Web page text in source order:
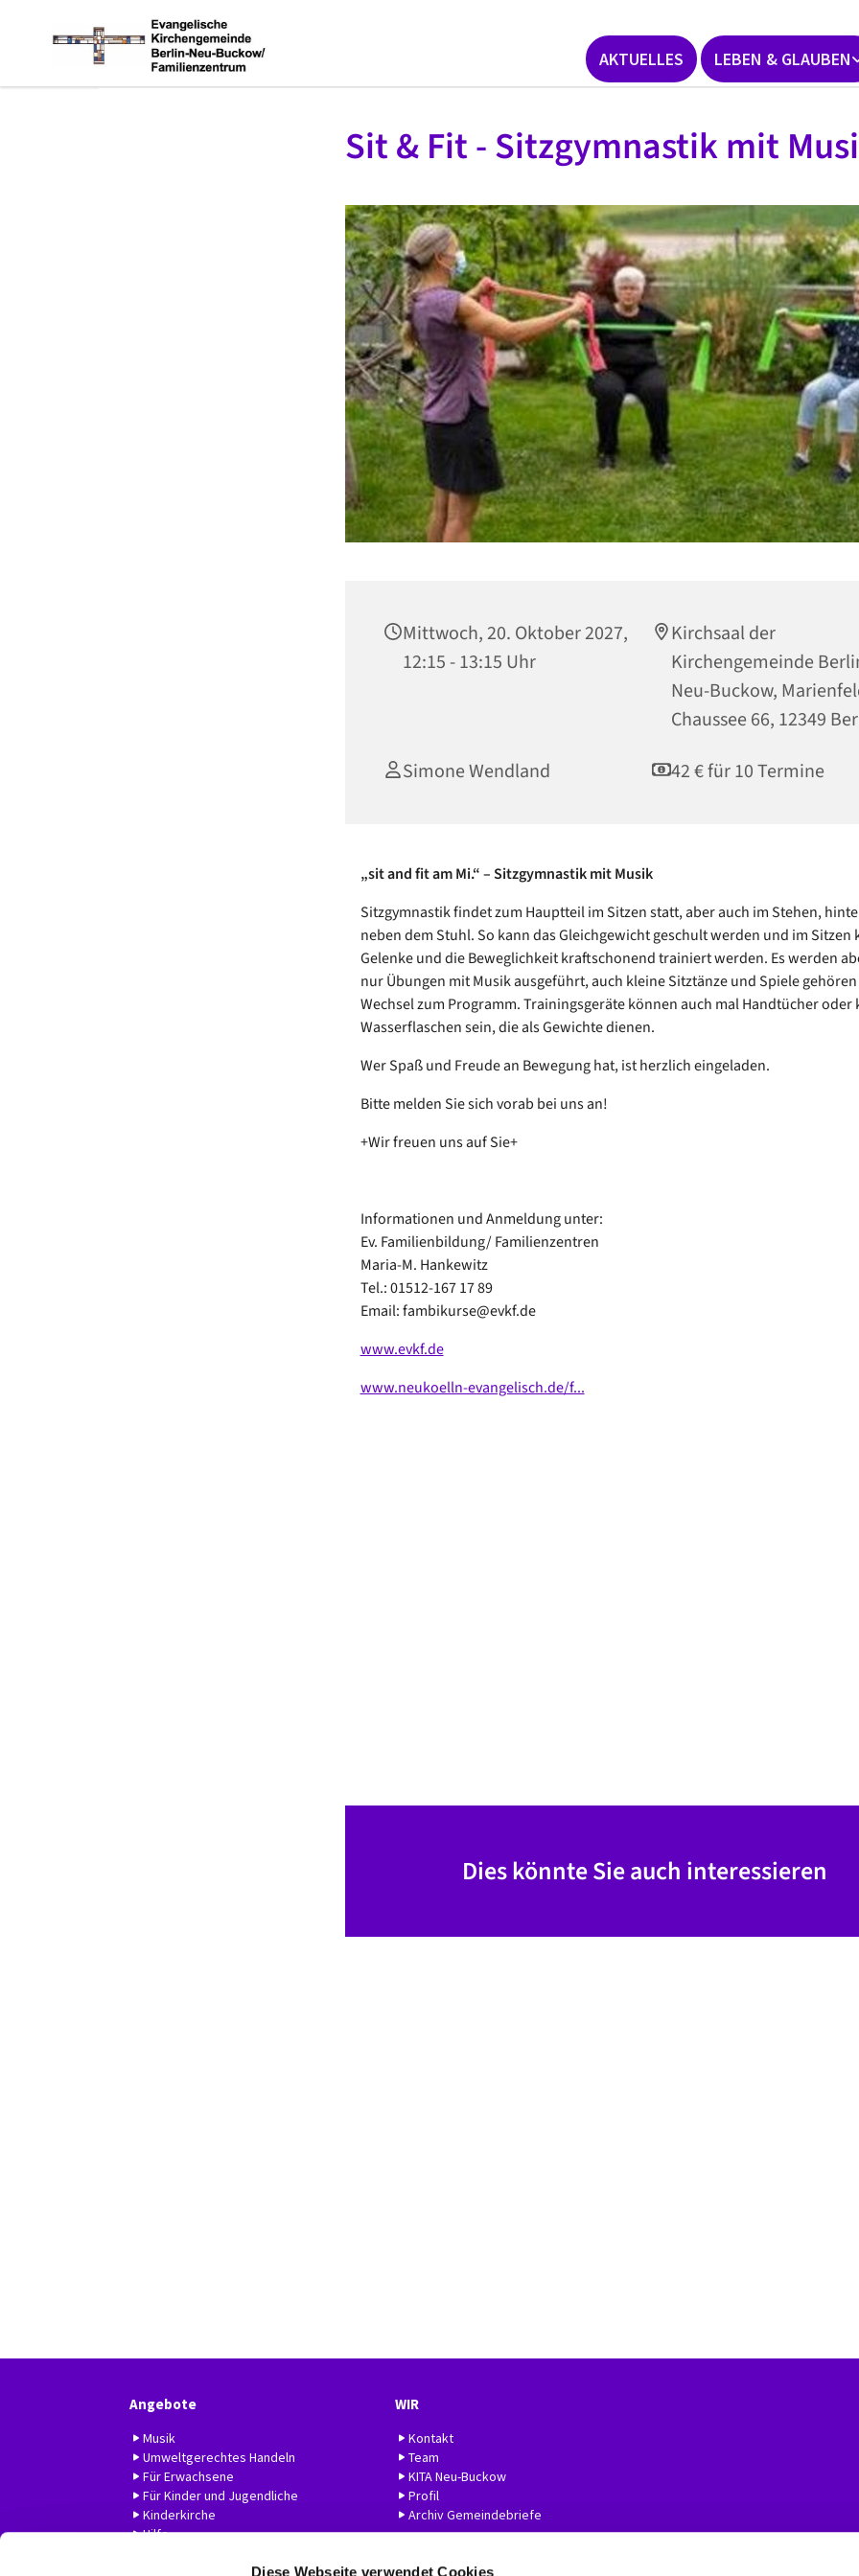
Diese Webseite verwendet Cookies
AKTUELLES LEBEN & GLAUBEN
Sit & Fit - Sitzgymnastik mit
Mittwoch, 20. Oktober 2027,
12:15 - 13:15 Uhr
Kirchsaal der
Kirchengemeinde
Neu-Buckow,
Chaussee 66, 12349
Simone Wendland
42 € für 10 Termine
„sit and fit am Mi.“ – Sitzgymnastik mit Musik
Sitzgymnastik findet zum Hauptteil im Sitzen statt, aber auch im Stehen,
neben dem Stuhl. So kann das Gleichgewicht geschult werden und im Sitzen
Gelenke und die Beweglichkeit kraftschonend trainiert werden. Es werden
nur Übungen mit Musik ausgeführt, auch kleine Sitztänze und Spiele
Wechsel zum Programm. Trainingsgeräte können auch mal Handtücher oder
Wasserflaschen sein, die als Gewichte dienen.
Wer Spaß und Freude an Bewegung hat, ist herzlich eingeladen.
Bitte melden Sie sich vorab bei uns an!
+Wir freuen uns auf Sie+
Informationen und Anmeldung unter:
Ev. Familienbildung/ Familienzentren
Maria-M. Hankewitz
Tel.: 01512-167 17 89
Email: fambikurse@evkf.de
www.evkf.de
www.neukoelln-evangelisch.de/f...
Dies könnte Sie auch interessieren
Angebote
Musik
Umweltgerechtes Handeln
Für Erwachsene
Für Kinder und Jugendliche
Kinderkirche
Hilfe
WIR
Kontakt
Team
KITA Neu-Buckow
Profil
Archiv Gemeindebriefe